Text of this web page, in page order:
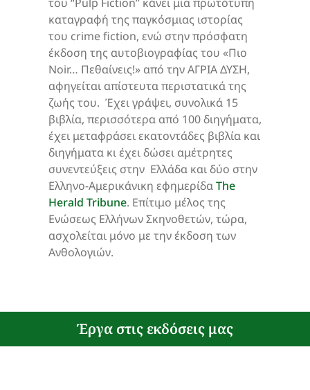
καταγραφή της παγκόσμιας ιστορίας
του crime fiction, ενώ στην πρόσφατη
έκδοση της αυτοβιογραφίας του «Πιο
Noir… Πεθαίνεις!» από την ΑΓΡΙΑ ΔΥΣΗ,
αφηγείται απίστευτα περιστατικά της
ζωής του. Έχει γράψει, συνολικά 15
βιβλία, περισσότερα από 100 διηγήματα,
έχει μεταφράσει εκατοντάδες βιβλία και
διηγήματα κι έχει δώσει αμέτρητες
συνεντεύξεις στην Ελλάδα και δύο στην
Ελληνο-Αμερικάνικη εφημερίδαThe
Herald Tribune. Επίτιμο μέλος της
Ενώσεως Ελλήνων Σκηνοθετών, τώρα,
ασχολείται μόνο με την έκδοση των
Ανθολογιών.
Έργα στις εκδόσεις μας